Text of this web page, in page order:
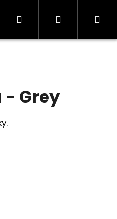
Kontakty Informace
Hledat Přihlášení
- Grey